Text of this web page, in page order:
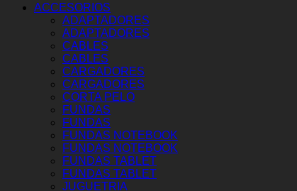
ACCESORIOS
ADAPTADORES
ADAPTADORES
CABLES
CABLES
CARGADORES
CARGADORES
CORTA PELO
FUNDAS
FUNDAS
FUNDAS NOTEBOOK
FUNDAS NOTEBOOK
FUNDAS TABLET
FUNDAS TABLET
JUGUETRIA